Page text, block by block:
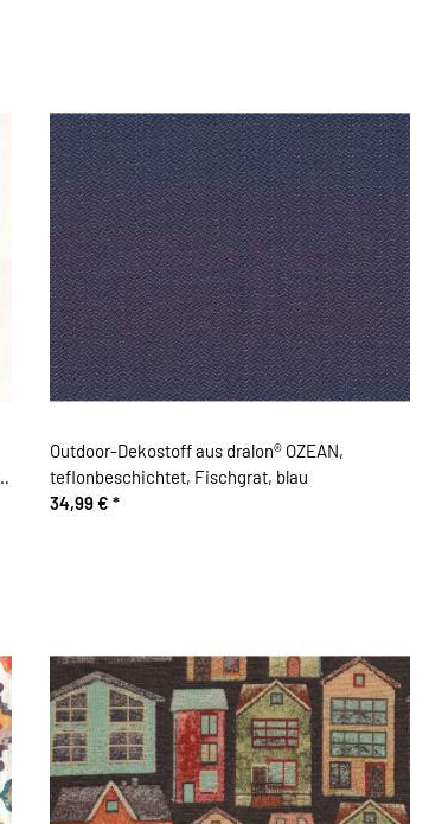
Outdoor-Dekostoff aus dralon® OZEAN,
teflonbeschichtet, Fischgrat, blau
34,99 € *